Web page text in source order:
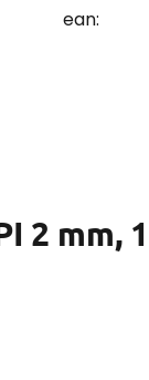
ean:
2 mm,